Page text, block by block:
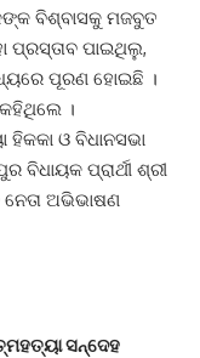
ବିଶ୍ବାସକୁ ମଜବୁତ
ପ୍ରସ୍ତାବ ପାଇଥିଲୁ,
ପୂରଣ ହୋଇଛି ।
।
ହିକକା ଓ ବିଧାନସଭା
ବିଧାୟକ ପ୍ରାର୍ଥୀ ଶ୍ରୀ
ଅଭିଭାଷଣ
ସନ୍ଦେହ